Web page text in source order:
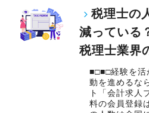
税理士の
減っている
税理士業界
■□■□経験を活
動を進めるな
ト「会計求人
料の会員登録